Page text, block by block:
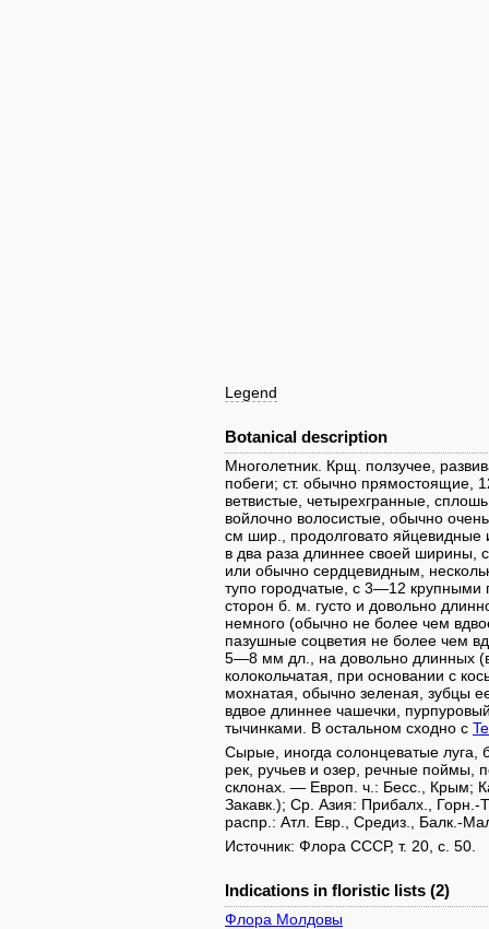
Legend
Botanical description
Многолетник. Крщ. ползучее,
побеги; ст. обычно прямостоящие,
ветвистые, четырехгранные,
войлочно волосистые, обычно
см шир., продолговато яйцевидные
в два раза длиннее своей ширины,
или обычно сердцевидным,
тупо городчатые, с 3—12 крупными
сторон б. м. густо и довольно
немного (обычно не более чем
пазушные соцветия не более чем
5—8 мм дл., на довольно длинных
колокольчатая, при основании с
мохнатая, обычно зеленая, зубцы
вдвое длиннее чашечки,
тычинками. В остальном сходно с
Сырые, иногда солонцеватые луга,
рек, ручьев и озер, речные поймы,
склонах. — Европ. ч.: Бесс., Крым;
Закавк.); Ср. Азия: Прибалх.,
распр.: Атл. Евр., Средиз., Балк.-
Источник: Флора СССР, т. 20, с. 50.
Indications in floristic lists (2)
Флора Молдовы